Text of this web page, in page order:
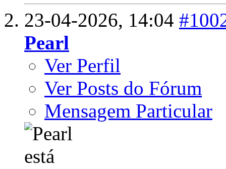
23-04-2026, 14:04
Pearl
Ver Perfil
Ver Posts do Fórum
Mensagem Particular